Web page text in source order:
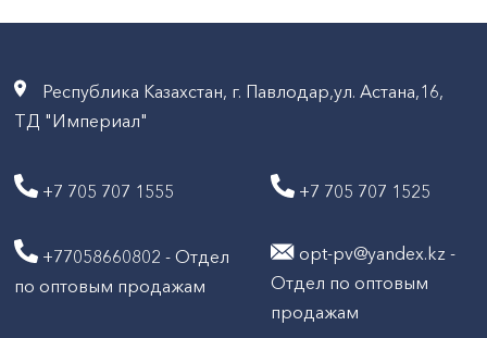
Республика Казахстан, г. Павлодар,ул. Астана,16,
ТД "Империал"
+7 705 707 1555 +7 705 707 1525
+77058660802 - Отдел
по оптовым продажам
opt-pv@yandex.kz -
Отдел по оптовым
продажам